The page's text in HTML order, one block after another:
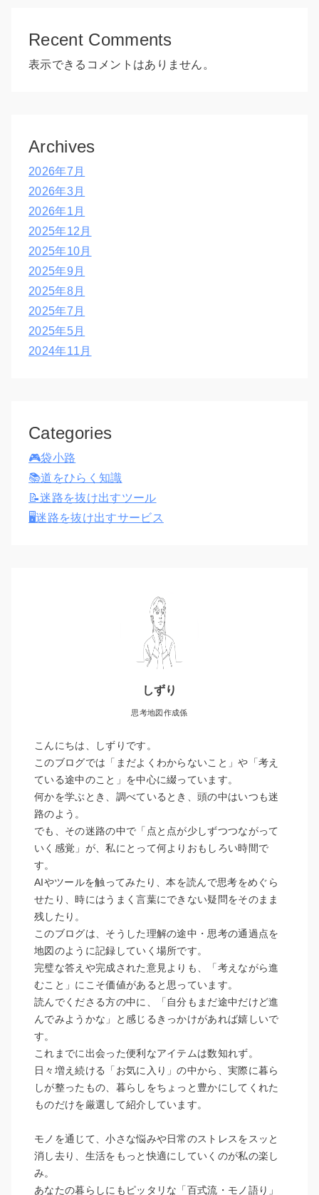
Recent Comments
表示できるコメントはありません。
Archives
2026年7月
2026年3月
2026年1月
2025年12月
2025年10月
2025年9月
2025年8月
2025年7月
2025年5月
2024年11月
Categories
🎮袋小路
📚道をひらく知識
📝迷路を抜け出すツール
🖥️迷路を抜け出すサービス
しずり
思考地図作成係
こんにちは、しずりです。
このブログでは「まだよくわからないこと」や「考え
ている途中のこと」を中心に綴っています。
何かを学ぶとき、調べているとき、頭の中はいつも迷
路のよう。
でも、その迷路の中で「点と点が少しずつつながって
いく感覚」が、私にとって何よりおもしろい時間で
す。
AIやツールを触ってみたり、本を読んで思考をめぐら
せたり、時にはうまく言葉にできない疑問をそのまま
残したり。
このブログは、そうした理解の途中・思考の通過点を
地図のように記録していく場所です。
完璧な答えや完成された意見よりも、「考えながら進
むこと」にこそ価値があると思っています。
読んでくださる方の中に、「自分もまだ途中だけど進
んでみようかな」と感じるきっかけがあれば嬉しいで
す。
これまでに出会った便利なアイテムは数知れず。
日々増え続ける「お気に入り」の中から、実際に暮ら
しが整ったもの、暮らしをちょっと豊かにしてくれた
ものだけを厳選して紹介しています。
モノを通じて、小さな悩みや日常のストレスをスッと
消し去り、生活をもっと快適にしていくのが私の楽し
み。
あなたの暮らしにもピッタリな「百式流・モノ語り」